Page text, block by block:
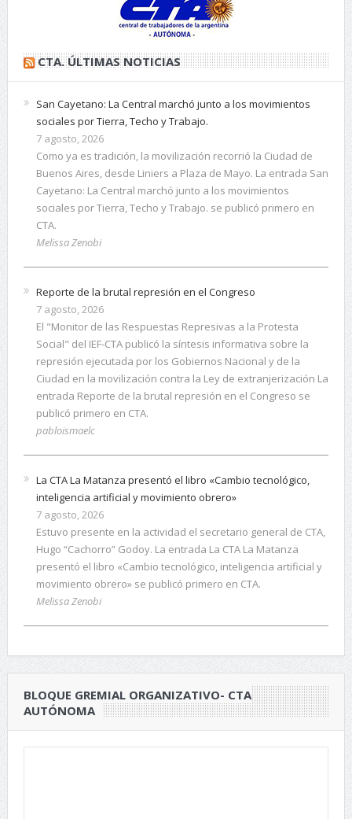
CTA. ÚLTIMAS NOTICIAS
San Cayetano: La Central marchó junto a los movimientos
sociales por Tierra, Techo y Trabajo.
7 agosto, 2026
Como ya es tradición, la movilización recorrió la Ciudad de
Buenos Aires, desde Liniers a Plaza de Mayo. La entrada San
Cayetano: La Central marchó junto a los movimientos
sociales por Tierra, Techo y Trabajo. se publicó primero en
CTA.
Melissa Zenobi
Reporte de la brutal represión en el Congreso
7 agosto, 2026
El "Monitor de las Respuestas Represivas a la Protesta
Social" del IEF-CTA publicó la síntesis informativa sobre la
represión ejecutada por los Gobiernos Nacional y de la
Ciudad en la movilización contra la Ley de extranjerización La
entrada Reporte de la brutal represión en el Congreso se
publicó primero en CTA.
pabloismaelc
La CTA La Matanza presentó el libro «Cambio tecnológico,
inteligencia artificial y movimiento obrero»
7 agosto, 2026
Estuvo presente en la actividad el secretario general de CTA,
Hugo “Cachorro” Godoy. La entrada La CTA La Matanza
presentó el libro «Cambio tecnológico, inteligencia artificial y
movimiento obrero» se publicó primero en CTA.
Melissa Zenobi
BLOQUE GREMIAL ORGANIZATIVO- CTA
AUTÓNOMA